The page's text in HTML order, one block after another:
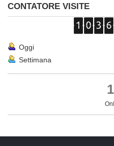
CONTATORE VISITE
Oggi
Settimana